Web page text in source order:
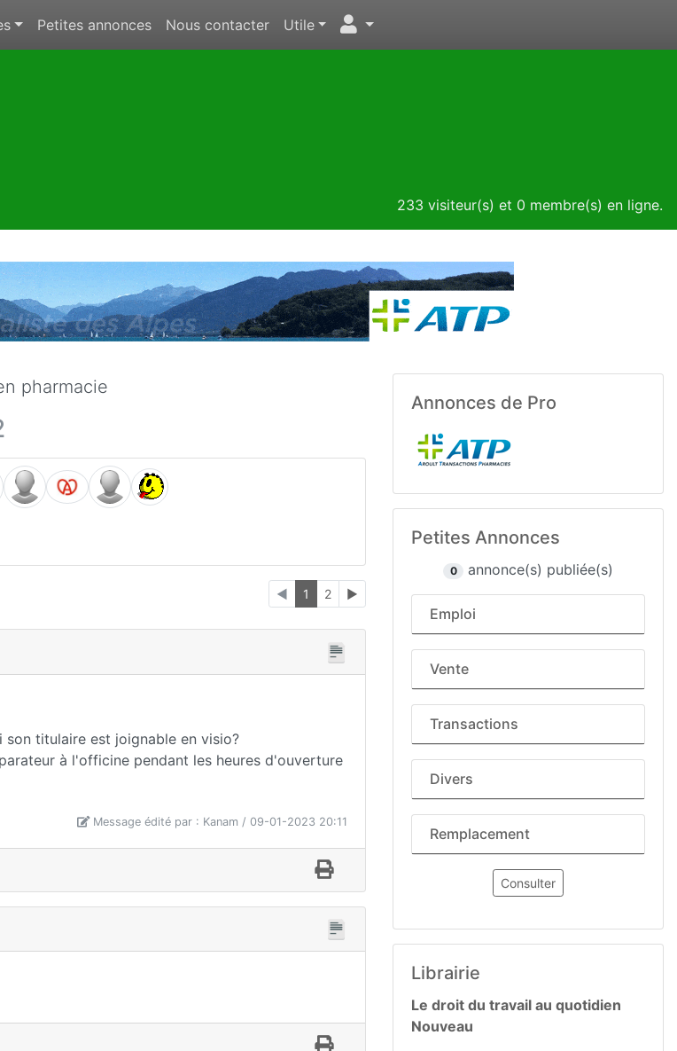
Petites annonces Nous contacter Utile
233 visiteur(s) et 0 membre(s) en ligne.
pharmacie
◄ 1 2 ►
titulaire est joignable en visio?
à l'officine pendant les heures d'ouverture
Message édité par : Kanam / 09-01-2023 20:11
Annonces de Pro
Petites Annonces
0 annonce(s) publiée(s)
Emploi
Vente
Transactions
Divers
Remplacement
Consulter
Librairie
Le droit du travail au quotidien
Nouveau